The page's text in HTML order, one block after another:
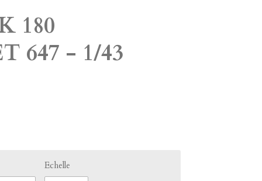
180
647 - 1/43
Echelle